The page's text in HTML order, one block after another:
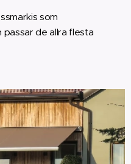
som
de allra flesta